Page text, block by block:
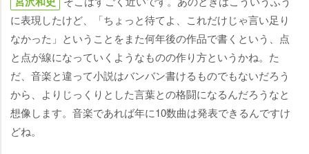
に表現したけど、「ちょっと待てよ、これだけじゃ言い足り
なかった」ということをまた何年後の作品で書くという、点
と点が線になっていくようなものの作り方というかね。た
だ、音楽と違って小説はバンバン書けるものでもないだろう
から、よりじっくりとした言葉との格闘になるんだろうなと
想像します。音楽であれば年に10数曲は発表できるんですけ
どね。